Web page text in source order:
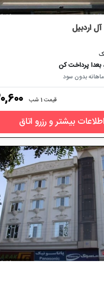
اردبیل
بعدا پرداخت کن
قیمت 1 شب
اطلاعات بیشتر و رزرو اتاق